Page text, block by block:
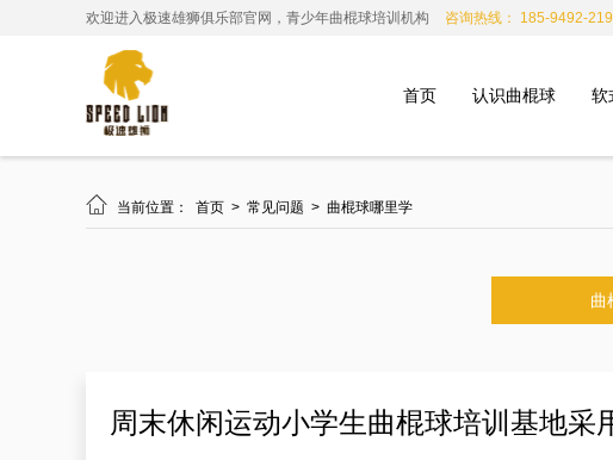
欢迎进入极速雄狮俱乐部官网，青少年曲棍球培训机构 咨询热线： 185-9492-
首页 认识曲棍球 软
 当前位置： 首页 > 常见问题 > 曲棍球哪里学
曲
周末休闲运动小学生曲棍球培训基地采